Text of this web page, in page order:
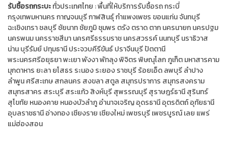
รับซื้อรถกระบะทั่วประเทศไทย :พื้นที่ให้บริการรับซื้อรถกระบี่
กรุงเทพมหานครกาญจนบุรีกาฬสินธุ์กำแพงเพชร ขอนแก่นจันทบุรี
ฉะเชิงเทราชลบุรีชัยนาทชัยภูมิชุมพร ตรังตราดตากนครนายกนครปฐม
นครพนมนครราชสีมานครศรีธรรมราชนครสวรรค์นนทบุรีนราธิวาส
น่านบุรีรัมย์ปทุมธานีประจวบคีรีขันธ์ปราจีนบุรีปัตตานี
พระนครศรีอยุธยาพะเยาพังงาพัทลุงพิจิตรพิษณุโลกภูเก็ตมหาสารคาม
มุกดาหาร ยะลายโสธร ระนองระยองราชบุรีร้อยเอ็ดลพบุรีลำปาง
ลำพูนศรีสะเกษสกลนคร สงขลาสตูล สมุทรปราการ สมุทรสงคราม
สมุทรสาคร สระบุรีสระแก้วสิงห์บุรีสุพรรณบุรีสุราษฎร์ธานีสุรินทร์
สุโขทัย หนองคาย หนองบัวลำภูอำนาจเจริญอุดรธานีอุตรดิตถ์อุทัยธานี
อุบลราชธานีอ่างทองเชียงราย เชียงใหม่เพชรบุรีเพชรบูรณ์เลย แพร่
แม่ฮ่องสอน